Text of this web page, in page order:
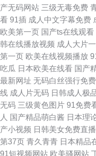
产无码网站 三级无毒免费
看 91插 成人中文字幕免费
欧美第一页 国产ts在线观看
韩在线播放视频 成人大片
第一页 欧美在线视频播放
吃瓜 日本欧美在线看 国产
最新网址 无码白丝强行免费
线 成人片无码 日韩成人极
无码 三级黄色图片 91免费
人 国产精品萌白酱 日本理
产小视频 日韩美女免费直播
第37页 青久青青 日本精品
91短视频网站 欧美骚网站